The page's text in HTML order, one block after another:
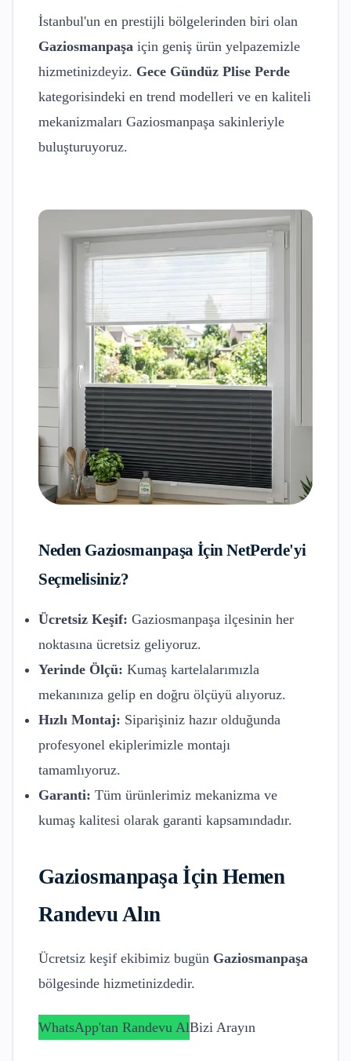
İstanbul'un en prestijli bölgelerinden biri olan
Gaziosmanpaşa için geniş ürün yelpazemizle
hizmetinizdeyiz. Gece Gündüz Plise Perde
kategorisindeki en trend modelleri ve en kaliteli
mekanizmaları Gaziosmanpaşa sakinleriyle
buluşturuyoruz.
Neden Gaziosmanpaşa İçin NetPerde'yi
Seçmelisiniz?
Ücretsiz Keşif: Gaziosmanpaşa ilçesinin her
noktasına ücretsiz geliyoruz.
Yerinde Ölçü: Kumaş kartelalarımızla
mekanınıza gelip en doğru ölçüyü alıyoruz.
Hızlı Montaj: Siparişiniz hazır olduğunda
profesyonel ekiplerimizle montajı
tamamlıyoruz.
Garanti: Tüm ürünlerimiz mekanizma ve
kumaş kalitesi olarak garanti kapsamındadır.
Gaziosmanpaşaİçin Hemen
Randevu Alın
Ücretsiz keşif ekibimiz bugün Gaziosmanpaşa
bölgesinde hizmetinizdedir.
WhatsApp'tan Randevu AlBizi Arayın